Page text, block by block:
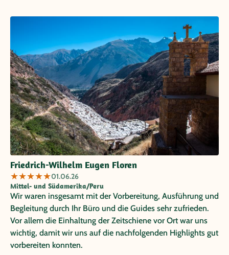
Friedrich-Wilhelm Eugen Floren
★★★★★01.06.26
Mittel- und Südamerika/Peru
Wir waren insgesamt mit der Vorbereitung, Ausführung und
Begleitung durch Ihr Büro und die Guides sehr zufrieden.
Vor allem die Einhaltung der Zeitschiene vor Ort war uns
wichtig, damit wir uns auf die nachfolgenden Highlights gut
vorbereiten konnten.